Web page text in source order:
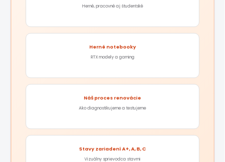
Herné, pracovné aj študentské
Herné notebooky
RTX modely a gaming
Náš proces renovácie
Ako diagnostikujeme a testujeme
Stavy zariadení A+, A, B, C
Vizuálny sprievodca stavmi